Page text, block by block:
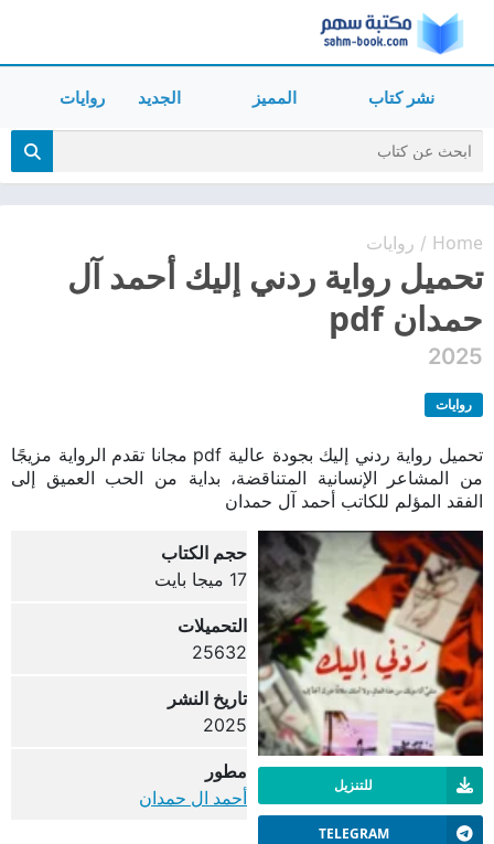
نشر كتاب المميز الجديد روايات
Home
/ روايات
تحميل رواية ردني إليك أحمد آل
حمدان pdf
2025
روايات
تحميل رواية ردني إليك بجودة عالية pdf مجانا تقدم الرواية مزيجًا
من المشاعر الإنسانية المتناقضة، بداية من الحب العميق إلى
الفقد المؤلم للكاتب أحمد آل حمدان
للتنزيل
TELEGRAM
حجم الكتاب
17 ميجا بايت
التحميلات
25632
تاريخ النشر
2025
مطور
أحمد ال حمدان